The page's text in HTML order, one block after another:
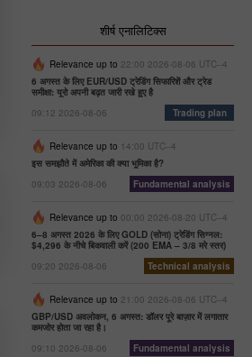
शीर्ष एनालिटिक्स
Relevance up to 22:00 2026-08-06 UTC--4
6 अगस्त के लिए EUR/USD ट्रेडिंग सिफारिशें और ट्रेड
समीक्षा: यूरो अपनी बढ़त जारी रखे हुए है
09:12 2026-08-06
Trading plan
Relevance up to 14:00 UTC--4
इस समझौते में अमेरिका की क्या भूमिका है?
09:03 2026-08-06
Fundamental analysis
Relevance up to 00:00 2026-08-20 UTC--4
6–8 अगस्त 2026 के लिए GOLD (सोना) ट्रेडिंग सिग्नल:
$4,296 के नीचे बिकवाली करें (200 EMA – 3/8 मरे स्तर)
09:20 2026-08-06
Technical analysis
Relevance up to 21:00 2026-08-06 UTC--4
GBP/USD अवलोकन, 6 अगस्त: डॉलर पूरे बाज़ार में लगातार
कमजोर होता जा रहा है।
09:10 2026-08-06
Fundamental analysis